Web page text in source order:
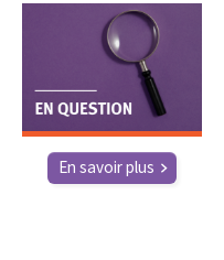
En savoir plus